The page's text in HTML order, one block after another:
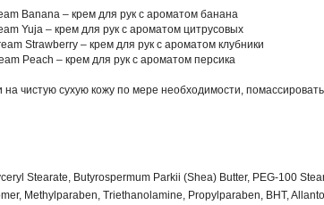
Banana – крем для рук с ароматом банана
Yuja – крем для рук с ароматом цитрусовых
Strawberry – крем для рук с ароматом клубники
Peach – крем для рук с ароматом персика
на чистую сухую кожу по мере необходимости,
Stearate, Butyrospermum Parkii (Shea) Butter, PEG-100
Methylparaben, Triethanolamine, Propylparaben, BHT,